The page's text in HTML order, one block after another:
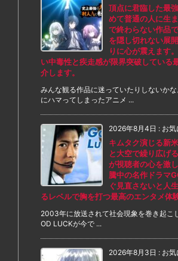
頂点に君臨した最
めて普通の人に生
で終わらない作品
を隠し切れない展
りに心が震えます
い中毒性と疾走感が限界突破している
介します。
みんな観る作品に迷っていたりしないか
にハマってしまったアニメ ...
2026年8月4日 : お気
キムタク演じる新
と大空で繰り広げ
が視聴者の心を激
騰中の名作ドラマ
ぐ見直さないと人
るレベルで胸を打つ最高のエンタメ体
2003年に放送されて社会現象を巻き起こ
OD LUCKが今で ...
2026年8月3日 : お気